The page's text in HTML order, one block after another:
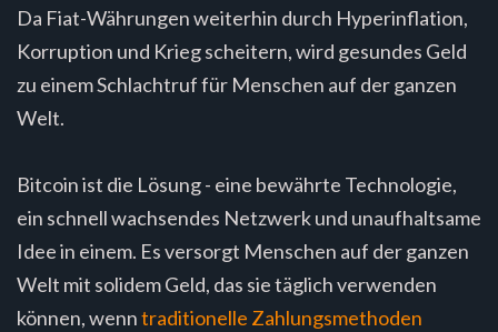
Da Fiat-Währungen weiterhin durch Hyperinflation,
Korruption und Krieg scheitern, wird gesundes Geld
zu einem Schlachtruf für Menschen auf der ganzen
Welt.
Bitcoin ist die Lösung - eine bewährte Technologie,
ein schnell wachsendes Netzwerk und unaufhaltsame
Idee in einem. Es versorgt Menschen auf der ganzen
Welt mit solidem Geld, das sie täglich verwenden
können, wenntraditionelle Zahlungsmethoden